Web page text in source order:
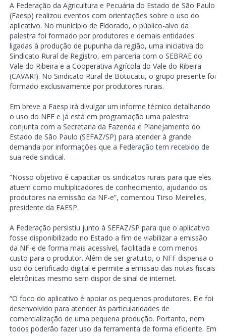
A Federação da Agricultura e Pecuária do Estado de São Paulo
(Faesp) realizou eventos com orientações sobre o uso do
aplicativo. No município de Eldorado, o público-alvo da
palestra foi formado por produtores e demais entidades
ligadas à produção de pupunha da região, uma iniciativa do
Sindicato Rural de Registro, em parceria com o SEBRAE do
Vale do Ribeira e a Cooperativa Agrícola do Vale do Ribeira
(CAVARI). No Sindicato Rural de Botucatu, o grupo presente foi
formado exclusivamente por produtores rurais.
Em breve a Faesp irá divulgar um informe técnico detalhando
o uso do NFF e já está em programação uma palestra
conjunta com a Secretaria da Fazenda e Planejamento do
Estado de São Paulo (SEFAZ/SP) para atender à grande
demanda por informações que a Federação tem recebido de
sua rede sindical.
“Nosso objetivo é capacitar os sindicatos rurais para que eles
atuem como multiplicadores de conhecimento, ajudando os
produtores na emissão da NF-e”, comentou Tirso Meirelles,
presidente da FAESP.
A Federação persistiu junto à SEFAZ/SP para que o aplicativo
fosse disponibilizado no Estado a fim de viabilizar a emissão
da NF-e de forma mais acessível, facilitada e com menos
custo para o produtor. Além de ser gratuito, o NFF dispensa o
uso do certificado digital e permite a emissão das notas fiscais
eletrônicas mesmo sem dispor de sinal de internet.
“O foco do aplicativo é apoiar os pequenos produtores. Ele foi
desenvolvido para atender às particularidades de
comercialização de uma pequena produção. Portanto, nem
todos poderão fazer uso da ferramenta de forma eficiente. Em